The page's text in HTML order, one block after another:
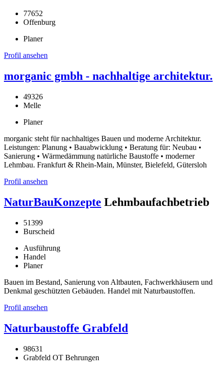
77652
Offenburg
Planer
Profil ansehen
morganic gmbh - nachhaltige architektur.
49326
Melle
Planer
morganic steht für nachhaltiges Bauen und moderne Architektur.
Leistungen: Planung • Bauabwicklung • Beratung für: Neubau •
Sanierung • Wärmedämmung natürliche Baustoffe • moderner
Lehmbau. Frankfurt & Rhein-Main, Münster, Bielefeld, Gütersloh
Profil ansehen
NaturBauKonzepte Lehmbaufachbetrieb
51399
Burscheid
Ausführung
Handel
Planer
Bauen im Bestand, Sanierung von Altbauten, Fachwerkhäusern und
Denkmal geschützten Gebäuden. Handel mit Naturbaustoffen.
Profil ansehen
Naturbaustoffe Grabfeld
98631
Grabfeld OT Behrungen